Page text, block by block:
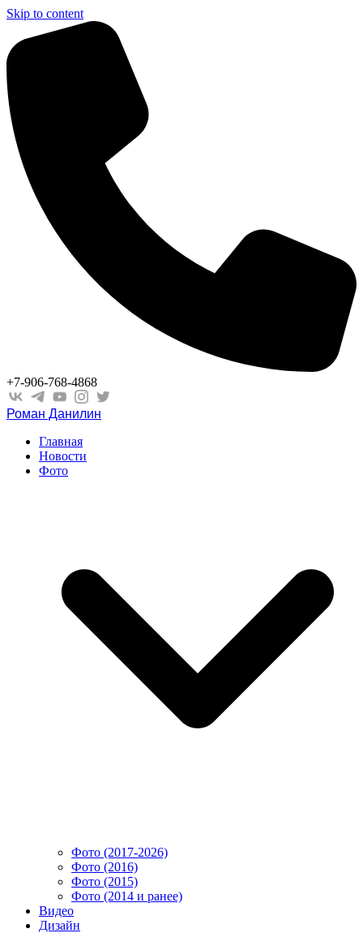
Skip to content
+7-906-768-4868
Роман Данилин
Главная
Новости
Фото
Фото (2017-2026)
Фото (2016)
Фото (2015)
Фото (2014 и ранее)
Видео
Дизайн